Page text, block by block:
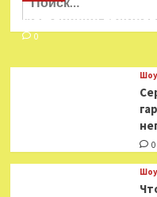
премии
в
здоровья
Литературы
Мошенники
0
0